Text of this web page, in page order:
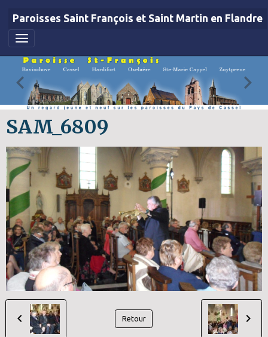
Paroisses Saint François et Saint Martin en Flandre
SAM_6809
Retour